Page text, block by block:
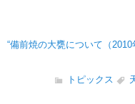
“備前焼の大甕について（
トピックス